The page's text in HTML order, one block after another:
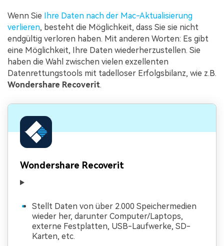
Wenn Sie Ihre Daten nach der Mac-Aktualisierung
verlieren, besteht die Möglichkeit, dass Sie sie nicht
endgültig verloren haben. Mit anderen Worten: Es gibt
eine Möglichkeit, Ihre Daten wiederherzustellen. Sie
haben die Wahl zwischen vielen exzellenten
Datenrettungstools mit tadelloser Erfolgsbilanz, wie z.B.
Wondershare Recoverit.
Wondershare Recoverit
Stellt Daten von über 2.000 Speichermedien
wieder her, darunter Computer/Laptops,
externe Festplatten, USB-Laufwerke, SD-
Karten, etc.